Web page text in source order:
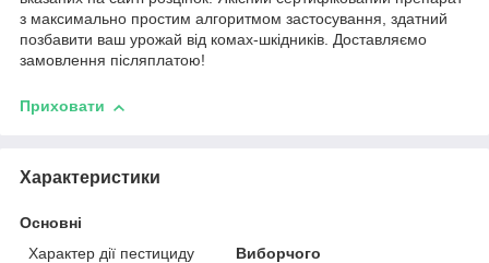
з максимально простим алгоритмом застосування, здатний
позбавити ваш урожай від комах-шкідників. Доставляємо
замовлення післяплатою!
Приховати
Характеристики
Основні
Характер дії пестициду
Виборчого